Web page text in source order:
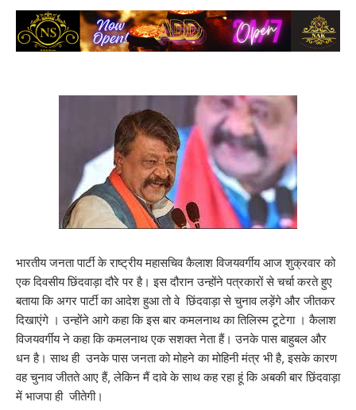
भारतीय जनता पार्टी के राष्ट्रीय महासचिव कैलाश विजयवर्गीय आज शुक्रवार को
एक दिवसीय छिंदवाड़ा दौरे पर है। इस दौरान उन्होंने पत्रकारों से चर्चा करते हुए
बताया कि अगर पार्टी का आदेश हुआ तो वे छिंदवाड़ा से चुनाव लड़ेंगे और जीतकर
दिखाएंगे । उन्होंने आगे कहा कि इस बार कमलनाथ का तिलिस्म टूटेगा । कैलाश
विजयवर्गीय ने कहा कि कमलनाथ एक सशक्त नेता हैं। उनके पास बाहुबल और
धन है। साथ ही उनके पास जनता को मोहने का मोहिनी मंत्र भी है, इसके कारण
वह चुनाव जीतते आए हैं, लेकिन मैं दावे के साथ कह रहा हूं कि अबकी बार छिंदवाड़ा
में भाजपा ही जीतेगी।